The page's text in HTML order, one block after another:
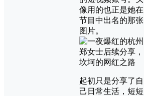
像用的也正是她在
节目中出名的那张
图片。
起初只是分享了自
己日常生活，短短